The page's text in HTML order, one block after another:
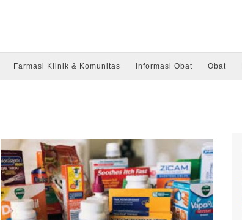
Farmasi Klinik & Komunitas Informasi Obat Obat